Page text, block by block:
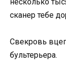
сканер тебе
Свекровь
бультерьера.